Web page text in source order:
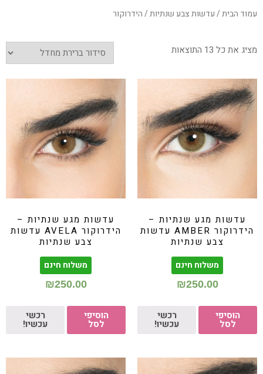
עמוד הבית / עדשות צבע שנתיות / הידרוקור
מציג את כל 13 התוצאות
עדשות מגע שנתיות –
הידרוקור AMBER עדשות
צבע שנתיות
משלוח חינם
₪250.00
הוסיפי
לסל
רכשי
עכשיו!
עדשות מגע שנתיות –
הידרוקור AVELA עדשות
צבע שנתיות
משלוח חינם
₪250.00
הוסיפי
לסל
רכשי
עכשיו!